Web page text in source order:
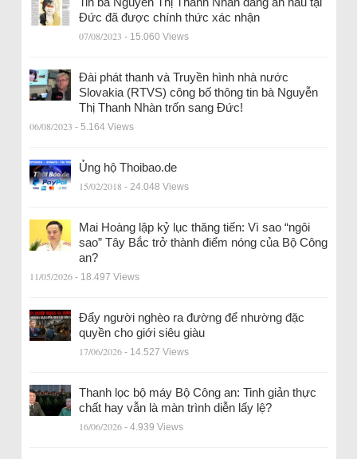
Đức đã được chính thức xác nhận
07/08/2023 - 15.060 Views
Đài phát thanh và Truyền hình nhà nước
Slovakia (RTVS) công bố thông tin bà Nguyễn
Thị Thanh Nhàn trốn sang Đức!
06/08/2023 - 5.164 Views
Ủng hộ Thoibao.de
15/02/2018 - 24.048 Views
Mai Hoàng lập kỷ lục thăng tiến: Vì sao “ngôi
sao” Tây Bắc trở thành điểm nóng của Bộ Công
an?
11/05/2026 - 18.497 Views
Đẩy người nghèo ra đường để nhường đặc
quyền cho giới siêu giàu
17/06/2026 - 14.527 Views
Thanh lọc bộ máy Bộ Công an: Tinh giản thực
chất hay vẫn là màn trình diễn lấy lệ?
16/06/2026 - 4.939 Views